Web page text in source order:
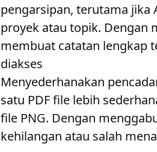
pengarsipan, terutama jika
proyek atau topik. Dengan
membuat catatan lengkap
diakses
Menyederhanakan
satu PDF file lebih
file PNG. Dengan
kehilangan atau salah